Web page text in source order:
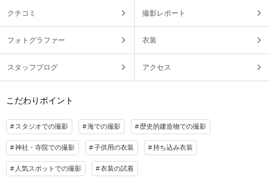
クチコミ 撮影レポート
フォトグラファー 衣装
スタッフブログ アクセス
こだわりポイント
スタジオでの撮影 海での撮影 歴史的建造物での撮影
神社・寺院での撮影 子供用の衣装 持ち込み衣装
人気スポットでの撮影 衣装の試着